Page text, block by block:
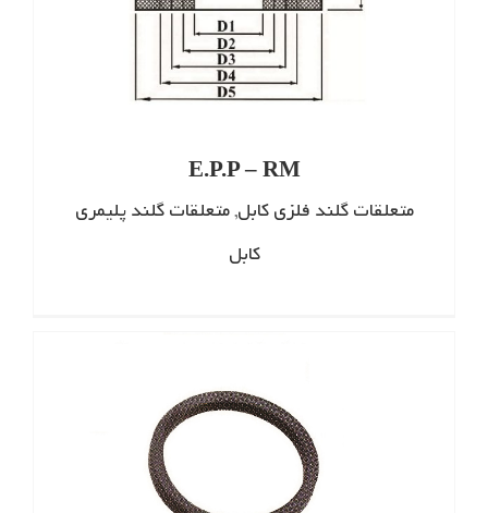
E.P.P – RM
متعلقات گلند فلزی کابل,متعلقات گلند پلیمری
کابل